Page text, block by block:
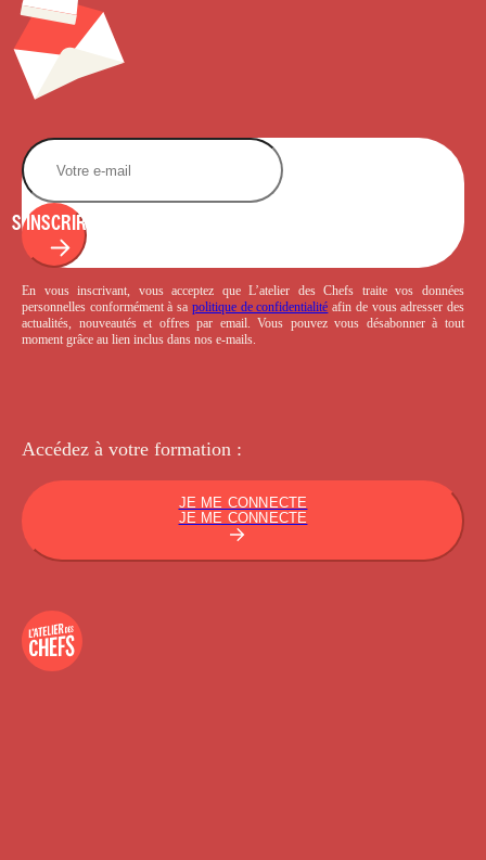
S'INSCRIRE
En vous inscrivant, vous acceptez que L’atelier des Chefs traite vos données
personnelles conformément à sa politique de confidentialité afin de vous adresser des
actualités, nouveautés et offres par email. Vous pouvez vous désabonner à tout
moment grâce au lien inclus dans nos e-mails.
Accédez à votre formation :
JE ME CONNECTE
JE ME CONNECTE